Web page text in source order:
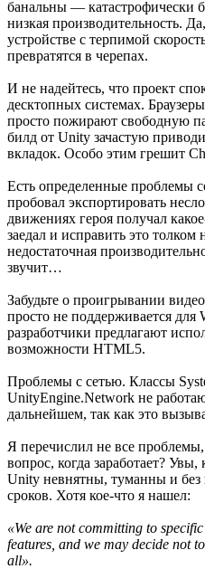
банальны — катастрофически
низкая производительность.
устройстве с терпимой
превратятся в черепах.
И не надейтесь, что проект
десктопных системах.
просто пожирают свободную
билд от Unity зачастую
вкладок. Особо этим грешит
Есть определенные проблемы
пробовал экспортировать
движениях героя получал
заедал и исправить это
недостаточная
звучит…
Забудьте о проигрывании
просто не поддерживается
разработчики предлагают
возможности HTML5.
Проблемы с сетью. Классы
UnityEngine.Network не
дальнейшем, так как это
Я перечислил не все проблемы,
вопрос, когда заработает?
Unity невнятны, туманны и без
сроков. Хотя кое-что я нашел:
«We are not committing to
features, and we may decide not
all».